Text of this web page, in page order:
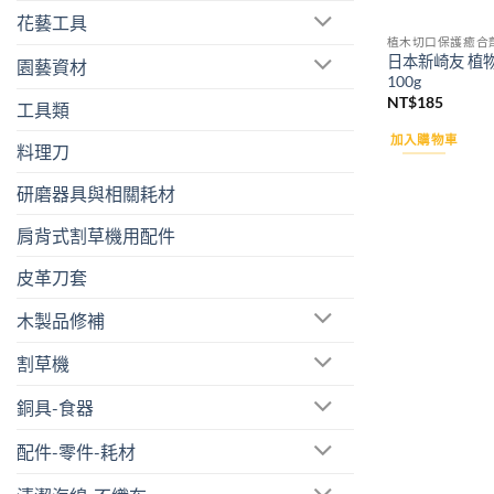
花藝工具
園藝資材
工具類
料理刀
研磨器具與相關耗材
肩背式割草機用配件
皮革刀套
木製品修補
割草機
銅具-食器
配件-零件-耗材
植木切口保護癒合
日本新崎友 植
100g
NT$185
加入購物車